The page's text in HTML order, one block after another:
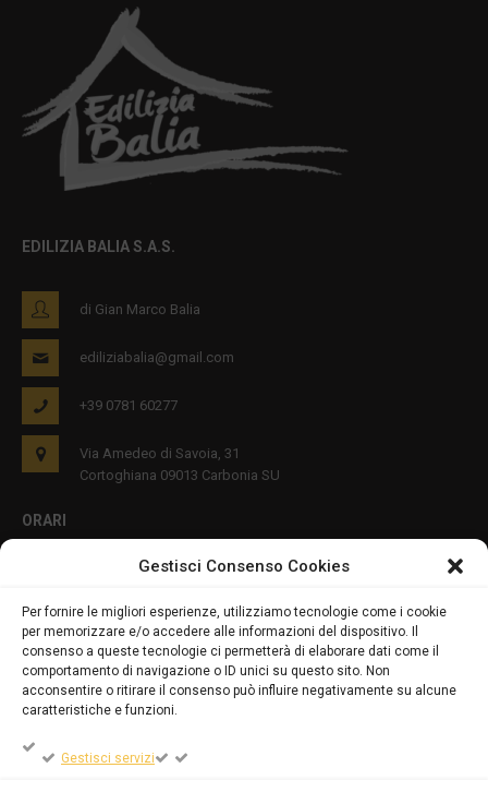
Gestisci Consenso Cookies
Per fornire le migliori esperienze, utilizziamo tecnologie come i cookie
per memorizzare e/o accedere alle informazioni del dispositivo. Il
consenso a queste tecnologie ci permetterà di elaborare dati come il
comportamento di navigazione o ID unici su questo sito. Non
acconsentire o ritirare il consenso può influire negativamente su alcune
caratteristiche e funzioni.
Gestisci servizi
EDILIZIA BALIA S.A.S.
di Gian Marco Balia
ediliziabalia@gmail.com
+39 0781 60277
Via Amedeo di Savoia, 31
Cortoghiana 09013 Carbonia SU
ORARI
PRIVACY E COOKIES
DICHIARAZIONE SULLA PRIVACY (UE)
COOKIE POLICY (UE)